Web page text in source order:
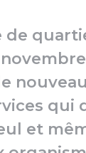
de
qui
et